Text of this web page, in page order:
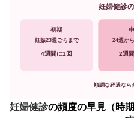
妊婦健診
初期
妊娠23週ごろまで
4週間に1回
24週か
2週
順調な経過なら
妊婦健診の頻度の早見（時